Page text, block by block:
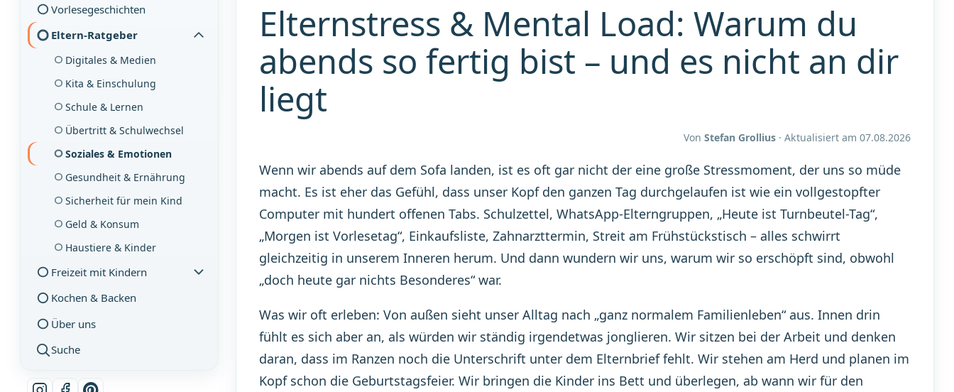
Vorlesegeschichten
Eltern-Ratgeber
Digitales & Medien
Kita & Einschulung
Schule & Lernen
Übertritt & Schulwechsel
Soziales & Emotionen
Gesundheit & Ernährung
Sicherheit für mein Kind
Geld & Konsum
Haustiere & Kinder
Freizeit mit Kindern
Kochen & Backen
Über uns
Suche
Elternstress & Mental Load: Warum du
abends so fertig bist – und es nicht an dir
liegt
Von Stefan Grollius · Aktualisiert am 07.08.2026
Wenn wir abends auf dem Sofa landen, ist es oft gar nicht der eine große Stressmoment, der uns so müde
macht. Es ist eher das Gefühl, dass unser Kopf den ganzen Tag durchgelaufen ist wie ein vollgestopfter
Computer mit hundert offenen Tabs. Schulzettel, WhatsApp-Elterngruppen, „Heute ist Turnbeutel-Tag“,
„Morgen ist Vorlesetag“, Einkaufsliste, Zahnarzttermin, Streit am Frühstückstisch – alles schwirrt
gleichzeitig in unserem Inneren herum. Und dann wundern wir uns, warum wir so erschöpft sind, obwohl
„doch heute gar nichts Besonderes“ war.
Was wir oft erleben: Von außen sieht unser Alltag nach „ganz normalem Familienleben“ aus. Innen drin
fühlt es sich aber an, als würden wir ständig irgendetwas jonglieren. Wir sitzen bei der Arbeit und denken
daran, dass im Ranzen noch die Unterschrift unter dem Elternbrief fehlt. Wir stehen am Herd und planen im
Kopf schon die Geburtstagsfeier. Wir bringen die Kinder ins Bett und überlegen, ab wann wir für den